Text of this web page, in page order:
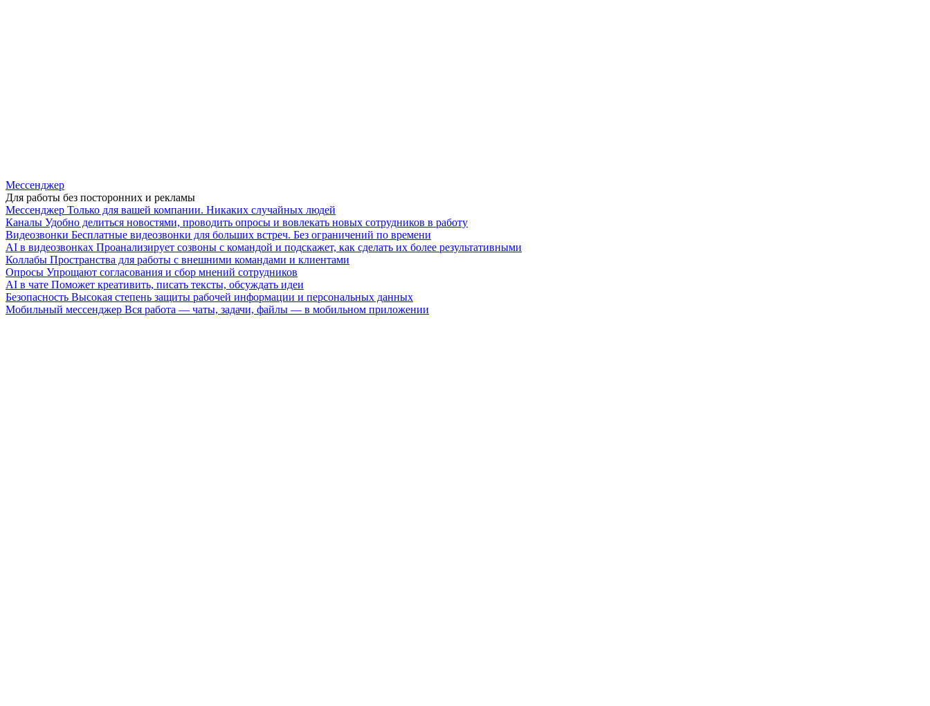
Мессенджер
Для работы без посторонних и рекламы
Мессенджер Только для вашей компании. Никаких случайных людей
Каналы Удобно делиться новостями, проводить опросы и вовлекать новых сотрудников в работу
Видеозвонки Бесплатные видеозвонки для больших встреч. Без ограничений по времени
AI в видеозвонках Проанализирует созвоны с командой и подскажет, как сделать их более результативными
Коллабы Пространства для работы с внешними командами и клиентами
Опросы Упрощают согласования и сбор мнений сотрудников
AI в чате Поможет креативить, писать тексты, обсуждать идеи
Безопасность Высокая степень защиты рабочей информации и персональных данных
Мобильный мессенджер Вся работа — чаты, задачи, файлы — в мобильном приложении